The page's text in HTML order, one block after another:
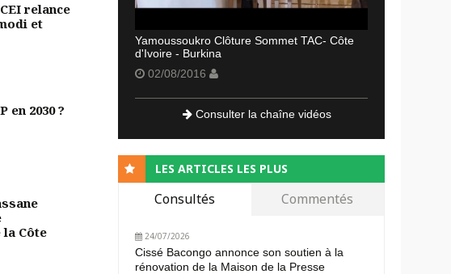
relance
et
en 2030 ?
Côte
Yamoussoukro Clôture Sommet TAC- Côte
d'Ivoire - Burkina
02/08/2016
Consulter la chaîne vidéos
LES ARTICLES LES PLUS
Consultés Commentés
24/07/2026
Cissé Bacongo annonce son soutien à la
rénovation de la Maison de la Presse